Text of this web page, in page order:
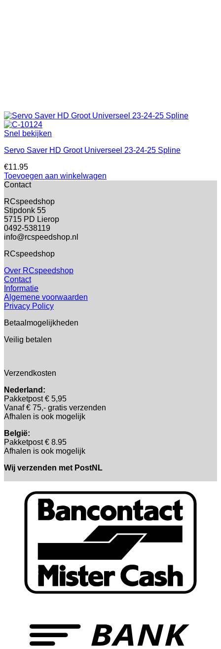
Snel bekijken
Servo Saver HD Groot Universeel 23-24-25 Spline
€11.95
Toevoegen aan winkelwagen
Contact
RCspeedshop
Stipdonk 55
5715 PD Lierop
0492-538119
info@rcspeedshop.nl
RCspeedshop
Over RCspeedshop
Contact
Informatie
Algemene voorwaarden
Privacy Policy
Betaalmogelijkheden
Veilig betalen
Verzendkosten
Nederland:
Pakketpost € 5,95
Vanaf € 75,- gratis verzenden
Afhalen is ook mogelijk
België:
Pakketpost € 8.95
Afhalen is ook mogelijk
Wij verzenden met PostNL